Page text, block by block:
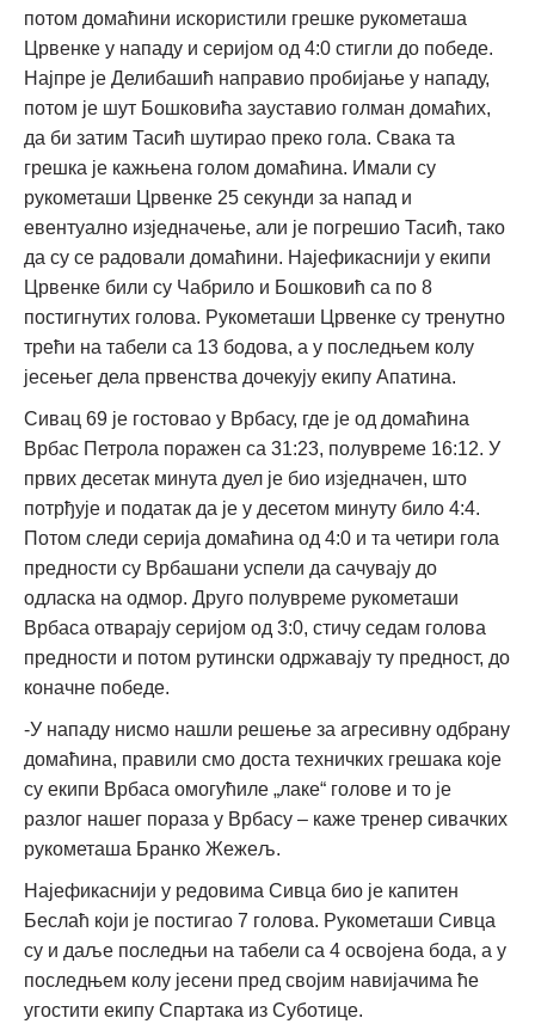
потом домаћини искористили грешке рукометаша
Црвенке у нападу и серијом од 4:0 стигли до победе.
Најпре је Делибашић направио пробијање у нападу,
потом је шут Бошковића зауставио голман домаћих,
да би затим Тасић шутирао преко гола. Свака та
грешка је кажњена голом домаћина. Имали су
рукометаши Црвенке 25 секунди за напад и
евентуално изједначење, али је погрешио Тасић, тако
да су се радовали домаћини. Најефикаснији у екипи
Црвенке били су Чабрило и Бошковић са по 8
постигнутих голова. Рукометаши Црвенке су тренутно
трећи на табели са 13 бодова, а у последњем колу
јесењег дела првенства дочекују екипу Апатина.
Сивац 69 је гостовао у Врбасу, где је од домаћина
Врбас Петрола поражен са 31:23, полувреме 16:12. У
првих десетак минута дуел је био изједначен, што
потрђује и податак да је у десетом минуту било 4:4.
Потом следи серија домаћина од 4:0 и та четири гола
предности су Врбашани успели да сачувају до
одласка на одмор. Друго полувреме рукометаши
Врбаса отварају серијом од 3:0, стичу седам голова
предности и потом рутински одржавају ту предност, до
коначне победе.
-У нападу нисмо нашли решење за агресивну одбрану
домаћина, правили смо доста техничких грешака које
су екипи Врбаса омогућиле „лаке“ голове и то је
разлог нашег пораза у Врбасу – каже тренер сивачких
рукометаша Бранко Жежељ.
Најефикаснији у редовима Сивца био је капитен
Беслаћ који је постигао 7 голова. Рукометаши Сивца
су и даље последњи на табели са 4 освојена бода, а у
последњем колу јесени пред својим навијачима ће
угостити екипу Спартака из Суботице.